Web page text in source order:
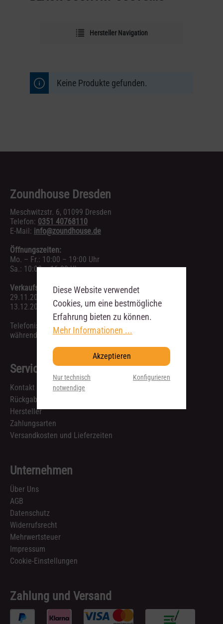
Hersteller Navigation
Keine Produkte gefunden.
Zoundhouse Dresden
Meschwitzstr. 6, 01099 Dresden
Telefon: 0351 40768110
E-Mail: info@zoundhouse.de
Öffnungszeiten:
Mo. – Fr.: 10:00 – 19:00 Uhr
Sa.: 10:00 – 16:00 Uhr
Verkaufsoffene Sonntage:
29.11.2026 12:00 – 18:00 Uhr
13.12.2026 12:00 – 18:00 Uhr
Telefonische Anfragen sind ausschließlich
während unserer Geschäftszeiten möglich.
Service
Kontakt
Rückgabe & Reklamation
Hersteller
Zahlungsarten
Versandkosten und Lieferzeiten
Unternehmen
Über Uns
AGB
Datenschutz
Widerrufsrecht
Mehrwertsteuer
Impressum
Cookie-Einstellungen
Zahlung und Versand
Diese Website verwendet
Cookies, um eine bestmögliche
Erfahrung bieten zu können.
Mehr Informationen ...
Akzeptieren
Nur technisch
notwendige
Konfigurieren